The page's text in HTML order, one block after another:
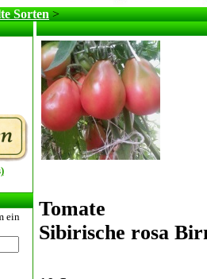
Sorten>
ein
Tomate
Sibirische rosa